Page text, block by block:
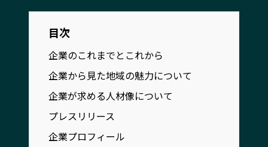
カテゴリから探す
特集コンテンツ
地域を代表する 企業100選
プレスリリース
行政連携記事
MILCプロジェクト
Localist
目次
企業のこれまでとこれから
企業から見た地域の魅力について
企業が求める人材像について
プレスリリース
企業プロフィール